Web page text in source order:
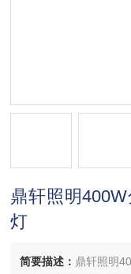
鼎轩照明
灯
简要描述： 鼎轩照明